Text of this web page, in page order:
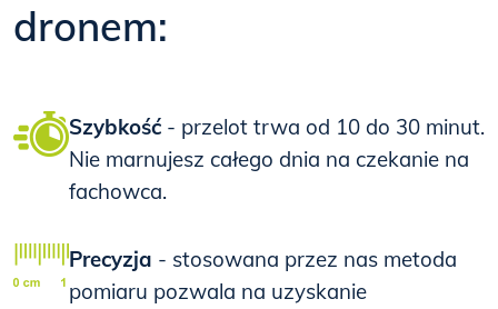
dronem:
Szybkość - przelot trwa od 10 do 30 minut.
Nie marnujesz całego dnia na czekanie na
fachowca.
Precyzja - stosowana przez nas metoda
pomiaru pozwala na uzyskanie